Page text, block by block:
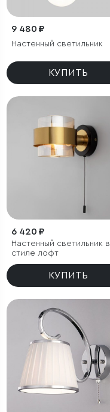
9 480 ₽
Настенный светильник
КУПИТЬ
6 420 ₽
Настенный светильник в
стиле лофт
КУПИТЬ